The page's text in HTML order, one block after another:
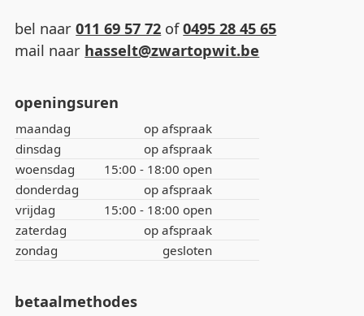
bel naar011 69 57 72 of0495 28 45 65
mail naar hasselt@zwartopwit.be
openingsuren
maandag
op afspraak
dinsdag
op afspraak
woensdag
15:00 - 18:00 open
donderdag
op afspraak
vrijdag
15:00 - 18:00 open
zaterdag
op afspraak
zondag
gesloten
betaalmethodes